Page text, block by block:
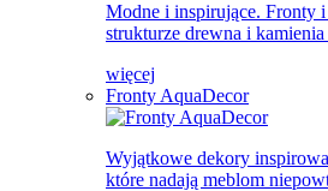
Modne i inspirujące. Fronty
strukturze drewna i
więcej
Fronty AquaDecor
Wyjątkowe dekory
które nadają meblom